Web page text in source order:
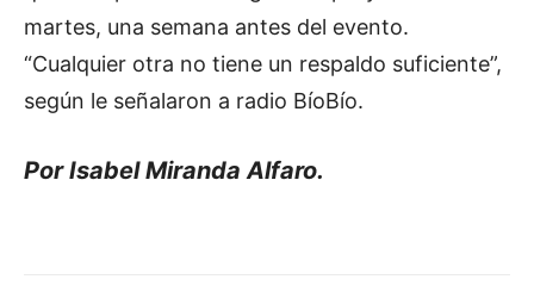
martes, una semana antes del evento.
“Cualquier otra no tiene un respaldo suficiente”,
según le señalaron a radio BíoBío.
Por Isabel Miranda Alfaro.